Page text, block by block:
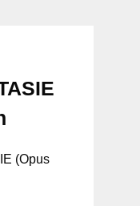
(Opus